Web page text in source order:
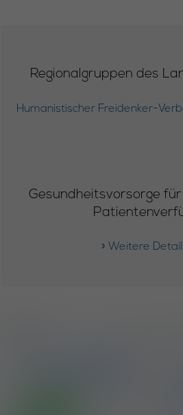
Regionalgruppen des
Humanistischer Freidenker-
Gesundheitsvorsorge
» Weitere